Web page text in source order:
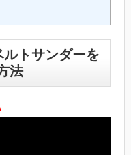
トサンダーを
法